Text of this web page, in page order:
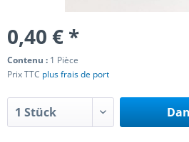
0,40 € *
Contenu : 1 Pièce
Prix TTC plus frais de port